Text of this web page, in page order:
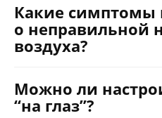
Какие симптомы
о неправильной
воздуха?
Можно ли
“на глаз”?